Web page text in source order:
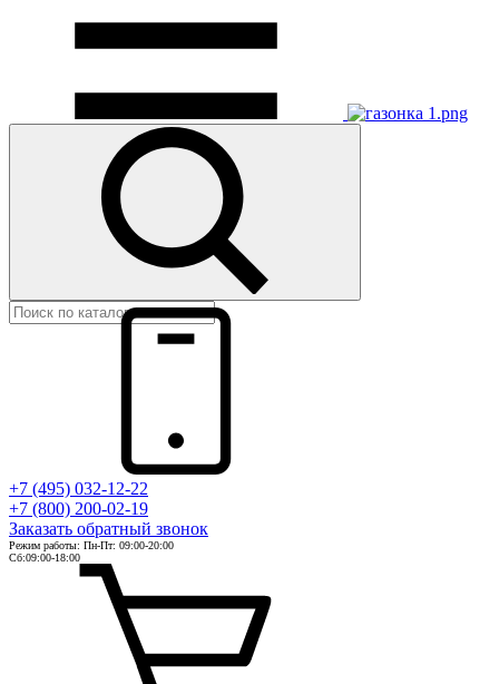
+7 (495) 032-12-22
+7 (800) 200-02-19
Заказать обратный звонок
Режим работы: Пн-Пт: 09:00-20:00
Сб:09:00-18:00